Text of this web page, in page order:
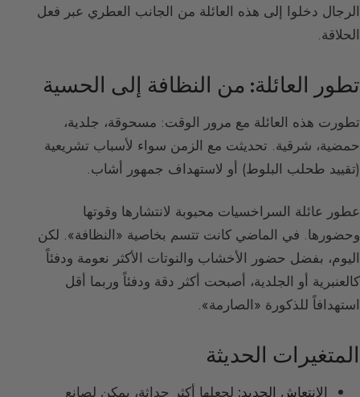
الرجال دخلوا إلى هذه العائلة من الجانب العطري عبر فعل
الحلاقة.
تطور العائلة: من النظافة إلى الحسية
تطورت هذه العائلة مع مرور الوقت: مسحوقة، جلدية،
حمضية، شرقية. تحديثت مع الزمن سواء لأسباب تشريعية
(تقييد طحلب البلوط) أو لاستهداف جمهور أشاب.
عطور عائلة السراخسيات محبوبة لانتشارها وقوتها
وحضورها. في الماضي كانت تتسم بخاصية «النظافة». لكن
اليوم، بفضل حضور الأخشاب والنوتات الأكثر نعومة ودفئاً
كالعنبرية أو الجلدية، أصبحت أكثر دقة ودفئاً وربما أقل
استهدافاً للذكورة «الصارمة».
المتغيرات الحديثة
الانتعاش الجديد: لجعلها أكثر حداثة، يمكن لصانع